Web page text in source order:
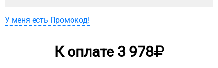
У меня есть Промокод!
К оплате 3 978